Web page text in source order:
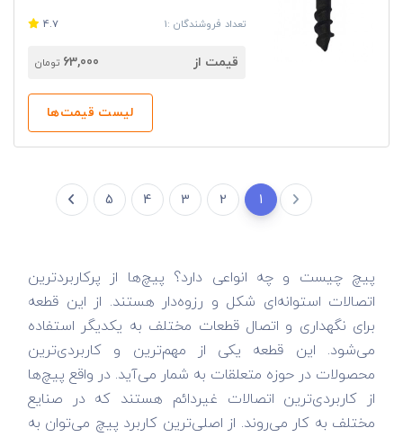
تعداد فروشندگان :1 4.7
قیمت از 63,000 تومان
لیست قیمت‌ها
1
2
3
4
5
پیچ چیست و چه انواعی دارد؟ پیچ‌ها از پرکاربردترین
اتصالات استوانه‌ای شکل و رزوه‌دار هستند. از این قطعه
برای نگهداری و اتصال قطعات مختلف به یکدیگر استفاده
می‌شود. این قطعه یکی از مهم‌ترین و کاربردی‌ترین
محصولات در حوزه متعلقات به شمار می‌آید. در واقع پیچ‌ها
از کاربردی‌ترین اتصالات غیر‌دائم هستند که در صنایع
مختلف به کار می‌روند. از اصلی‌ترین کاربرد پیچ می‌توان به